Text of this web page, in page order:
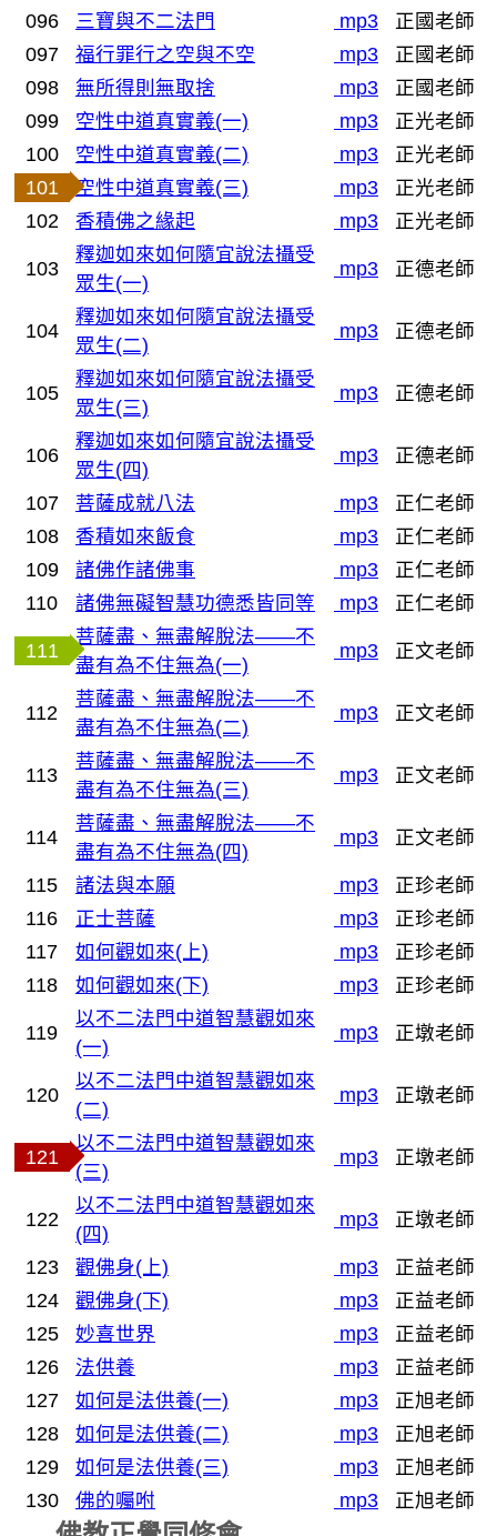
096
三寶與不二法門 mp3
正國老師
097
福行罪行之空與不空 mp3
正國老師
098
無所得則無取捨 mp3
正國老師
099
空性中道真實義(一) mp3
正光老師
100
空性中道真實義(二) mp3
正光老師
101
空性中道真實義(三) mp3
正光老師
102
香積佛之緣起 mp3 正光老師
103
釋迦如來如何隨宜說法攝受
眾生(一)
mp3 正德老師
104
釋迦如來如何隨宜說法攝受
眾生(二)
mp3 正德老師
105
釋迦如來如何隨宜說法攝受
眾生(三)
mp3 正德老師
106
釋迦如來如何隨宜說法攝受
眾生(四)
mp3 正德老師
107 菩薩成就八法 mp3
正仁老師
108
香積如來飯食 mp3
正仁老師
109
諸佛作諸佛事 mp3
正仁老師
110
諸佛無礙智慧功德悉皆同等 mp3 正仁老師
111
菩薩盡、無盡解脫法——不
盡有為不住無為(一)
mp3 正文老師
112
菩薩盡、無盡解脫法——不
盡有為不住無為(二)
mp3 正文老師
113
菩薩盡、無盡解脫法——不
盡有為不住無為(三)
mp3 正文老師
114
菩薩盡、無盡解脫法——不
盡有為不住無為(四)
mp3 正文老師
115 諸法與本願 mp3
正珍老師
116
正士菩薩 mp3
正珍老師
117
如何觀如來(上) mp3
正珍老師
118
如何觀如來(下) mp3 正珍老師
119
以不二法門中道智慧觀如來
(一)
mp3 正墩老師
120
以不二法門中道智慧觀如來
(二)
mp3 正墩老師
121
以不二法門中道智慧觀如來
(三)
mp3 正墩老師
122
以不二法門中道智慧觀如來
(四)
mp3 正墩老師
123 觀佛身(上) mp3
正益老師
124
觀佛身(下) mp3
正益老師
125
妙喜世界 mp3
正益老師
126
法供養 mp3
正益老師
127
如何是法供養(一) mp3
正旭老師
128
如何是法供養(二) mp3
正旭老師
129
如何是法供養(三) mp3
正旭老師
130
佛的囑咐 mp3 正旭老師